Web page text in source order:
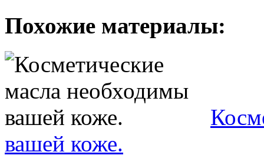
Похожие материалы:
вашей коже.